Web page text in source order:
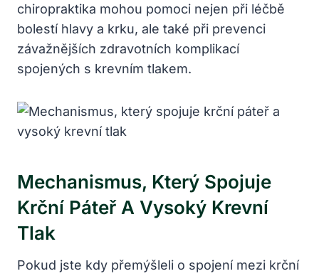
chiropraktika mohou pomoci nejen při léčbě
bolestí hlavy a krku, ale také při prevenci
závažnějších zdravotních komplikací
spojených s krevním tlakem.
Mechanismus, Který Spojuje
Krční Páteř A Vysoký Krevní
Tlak
Pokud jste kdy přemýšleli o spojení mezi krční